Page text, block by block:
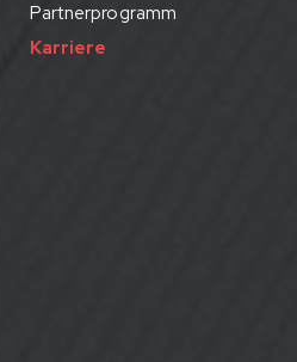
Partnerprogramm
Karriere